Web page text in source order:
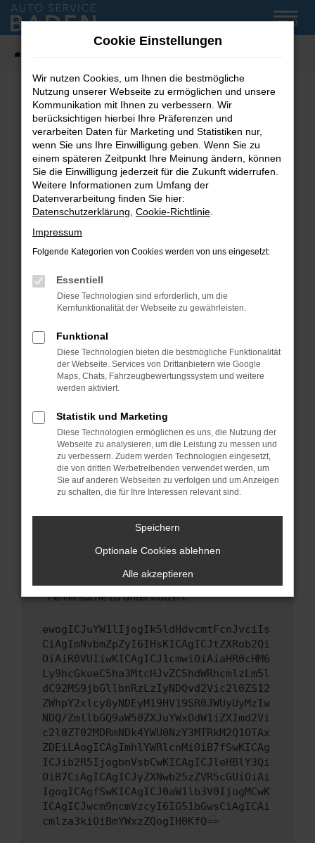
Zum
Hauptinhalt
MENÜ
Fehler: Network Error
Beim Laden ist ein Fehler aufgetreten.
Hier sind ein paar Tipps, die dir helfen können:
Überprüfe deine Firewall und deine
Internetverbindung.
Laden andere Webseiten, zum Beispiel deine
Suchmaschine?
Prüfe deine Browsererweiterungen.
können das Laden bestimmter Seiten
verhindern. Funktioniert die Seite in einem
Fenster?
Starte dein Gerät neu.
Das kann manchmal helfen, vorübergehende
Probleme zu beheben.
Betriebssystem auf dem neuesten Stand
sind.
Veraltete Software birgt nicht nur ein
Sicherheitsrisiko, sondern kann auch dazu
führen, dass bestimmte Funktionen nicht mehr
unterstützt werden.
Wende dich an den Webseitenbetreiber.
Wenn du alle oben genannten Schritte versucht
hast, kontaktiere uns bitte. Wir werden
uns diesen Text schicken, um uns bei der
Fehlersuche zu unterstützen:
ewogICJuYW1lIjogIk5ldHdvcmtFcnJvciIs
CiAgImNvbmZpZyI6IHsKICAgICJtZXRob2Qi
OiAiR0VUIiwKICAgICJ1cmwiOiAiaHR0cHM6
Ly9hcGkueC5ha3MtcHJvZC5hdWRhcmlzLm5l
dC92MS9jbGllbnRzLzIyNDQvd2Vic2l0ZS12
ZWhpY2xlcy8yNDEyM19HV19SR0JWUyUyMzIw
NDQ/ZmllbGQ9aW50ZXJuYWxOdW1iZXImd2Vi
c2l0ZT02MDRmNDk4YWU0NzY3MTRkM2Q1OTAx
ZDEiLAogICAgImhlYWRlcnMiOiB7fSwKICAg
ICJib2R5IjogbnVsbCwKICAgICJleHBlY3Qi
OiB7CiAgICAgICJyZXNwb25zZVR5cGUiOiAi
IgogICAgfSwKICAgICJ0aW1lb3V0IjogMCwK
ICAgICJwcm9ncmVzcyI6IG51bGwsCiAgICAi
cmlza3kiOiBmYWxzZQogIH0KfQ==
Cookie Einstellungen
Wir nutzen Cookies, um Ihnen die bestmögliche
Nutzung unserer Webseite zu ermöglichen und unsere
Kommunikation mit Ihnen zu verbessern. Wir
berücksichtigen hierbei Ihre Präferenzen und
verarbeiten Daten für Marketing und Statistiken nur,
wenn Sie uns Ihre Einwilligung geben. Wenn Sie zu
einem späteren Zeitpunkt Ihre Meinung ändern, können
Sie die Einwilligung jederzeit für die Zukunft widerrufen.
Weitere Informationen zum Umfang der
Datenverarbeitung finden Sie hier:
Datenschutzerklärung Cookie-Richtlinie
Impressum
Folgende Kategorien von Cookies werden von uns eingesetzt:
Essentiell
Diese Technologien sind erforderlich, um die
Kernfunktionalität der Webseite zu gewährleisten.
Funktional
Diese Technologien bieten die bestmögliche Funktionalität
der Webseite. Services von Drittanbietern wie Google
Maps, Chats, Fahrzeugbewertungssystem und weitere
werden aktiviert.
Statistik und Marketing
Diese Technologien ermöglichen es uns, die Nutzung der
Webseite zu analysieren, um die Leistung zu messen und
zu verbessern. Zudem werden Technologien eingesetzt,
die von dritten Werbetreibenden verwendet werden, um
Sie auf anderen Webseiten zu verfolgen und um Anzeigen
zu schalten, die für Ihre Interessen relevant sind.
Speichern
Optionale Cookies ablehnen
Alle akzeptieren